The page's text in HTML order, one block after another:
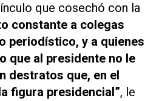
que cosechó con la
constante a colegas
periodístico, y a quienes
que al presidente no le
destratos que, en el
figura presidencial”, le